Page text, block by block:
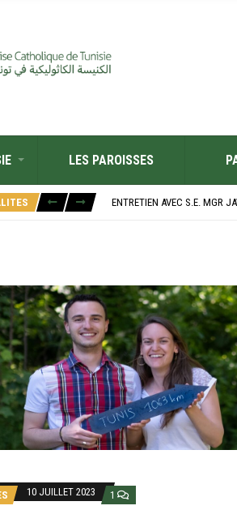
LES PAROISSES
L’ÉCOLE JEANNE D’ARC
ENTRETIEN AVEC S.E. MGR
10 JUILLET 2023 1